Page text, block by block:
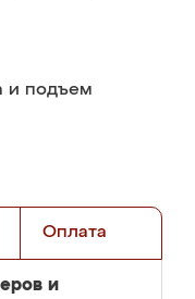
и подъем
Оплата
и